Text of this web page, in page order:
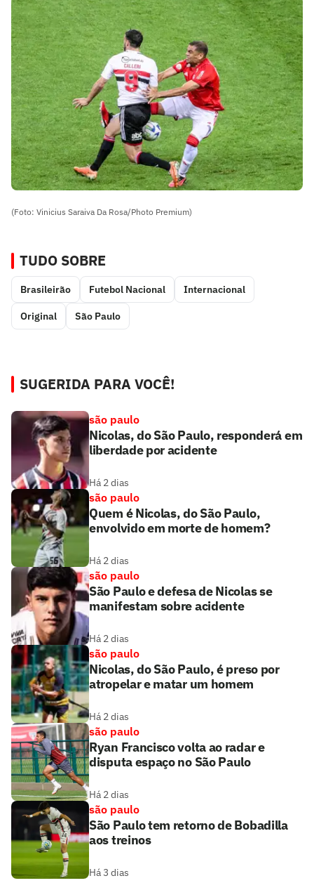
(Foto: Vinicius Saraiva Da Rosa/Photo Premium)
TUDO SOBRE
Brasileirão Futebol Nacional Internacional
Original São Paulo
SUGERIDA PARA VOCÊ!
são paulo
Nicolas, do São Paulo, responderá em
liberdade por acidente
Há 2 dias
são paulo
Quem é Nicolas, do São Paulo,
envolvido em morte de homem?
Há 2 dias
são paulo
São Paulo e defesa de Nicolas se
manifestam sobre acidente
Há 2 dias
são paulo
Nicolas, do São Paulo, é preso por
atropelar e matar um homem
Há 2 dias
são paulo
Ryan Francisco volta ao radar e
disputa espaço no São Paulo
Há 2 dias
são paulo
São Paulo tem retorno de Bobadilla
aos treinos
Há 3 dias